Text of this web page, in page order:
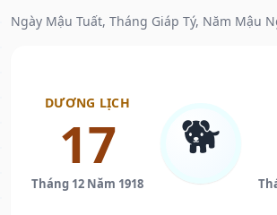
Ngày Mậu Tuất, Tháng Giáp Tý, Năm Mậu
DƯƠNG LỊCH
17
Tháng 12 Năm 1918
🐕